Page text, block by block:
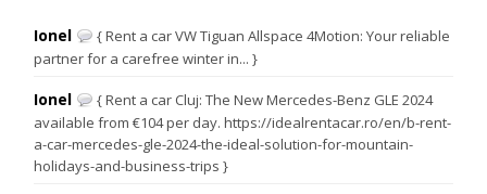
Ionel
{ Rent a car VW Tiguan Allspace 4Motion: Your reliable
partner for a carefree winter in... }
Ionel
{ Rent a car Cluj: The New Mercedes-Benz GLE 2024
available from €104 per day. https://idealrentacar.ro/en/b-rent-
a-car-mercedes-gle-2024-the-ideal-solution-for-mountain-
holidays-and-business-trips }